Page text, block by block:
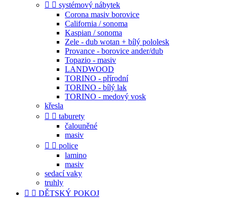
  systémový nábytek
Corona masiv borovice
California / sonoma
Kaspian / sonoma
Zele - dub wotan + bílý pololesk
Provance - borovice ander/dub
Topazio - masiv
LANDWOOD
TORINO - přírodní
TORINO - bílý lak
TORINO - medový vosk
křesla
  taburety
čalouněné
masiv
  police
lamino
masiv
sedací vaky
truhly
  DĚTSKÝ POKOJ